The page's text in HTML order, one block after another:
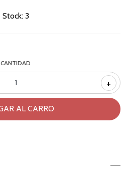
Stock: 3
CANTIDAD
+